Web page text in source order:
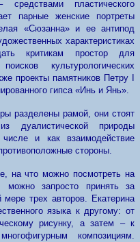
пластического
парные женские портреты
«Сюзанна» и ее антипод
характеристиках
критикам простор для
культурологических
проекты памятников Петру I
гипса «Инь и Янь».
разделены рамой, они стоят
дуалистической природы
и как взаимодействие
стороны.
на что можно посмотреть на
можно запросто принять за
трех авторов. Екатерина
языка к другому: от
рисунку, а затем – к
композициям.